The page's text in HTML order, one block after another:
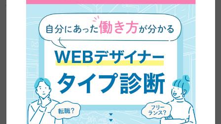
うこりんが今後、目指す先は！？
これからは、もっとデザイン力を伸ばしたり学んだりしたいの
で、デザイン会社への就職を考えています。
ただ、今は栃木に住んでいるんですが、栃木で条件の合うデザイ
ン会社が1つしかなくて、その会社を受けてみるか、東京でリモ
ートで働けるところを探すか…色々考え中です。
やっぱり、就職するってなると都内とかの方が募集が多いの
で……。